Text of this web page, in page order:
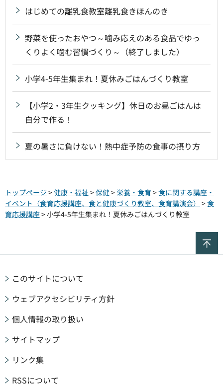
はじめての離乳食教室離乳食きほんのき
野菜を使ったおやつ～噛み応えのある食品でゆっ
くりよく噛む習慣づくり～（終了しました）
小学4-5年生集まれ！夏休みごはんづくり教室
【小学2・3年生クッキング】休日のお昼ごはんは
自分で作る！
夏の暑さに負けない！熱中症予防の食事の摂り方
トップページ >健康・福祉 >保健>栄養・食育>食に関する講座・
イベント（食育応援講座、食と健康づくり教室、食育講演会） >食
育応援講座> 小学4-5年生集まれ！夏休みごはんづくり教室
このサイトについて
ウェブアクセシビリティ方針
個人情報の取り扱い
サイトマップ
リンク集
RSSについて